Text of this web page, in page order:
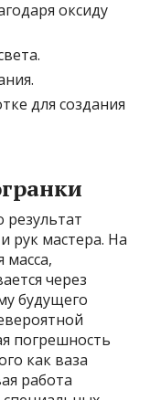
оксиду
для создания
результат
рук мастера. На
масса,
через
будущего
погрешность
как ваза
работа